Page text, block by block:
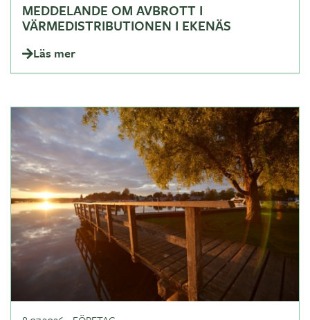
MEDDELANDE OM AVBROTT I
VÄRMEDISTRIBUTIONEN I EKENÄS
Läs mer